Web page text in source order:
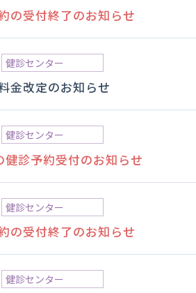
の受付終了のお知らせ
健診センター
金改定のお知らせ
健診センター
健診予約受付のお知らせ
健診センター
の受付終了のお知らせ
健診センター